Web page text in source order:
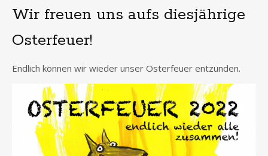
Wir freuen uns aufs diesjährige
Osterfeuer!
Endlich können wir wieder unser Osterfeuer entzünden.